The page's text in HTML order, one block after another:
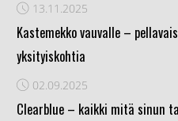
13.11.2025
Kastemekko vauvalle –
yksityiskohtia
02.09.2025
Clearblue – kaikki mitä sinun